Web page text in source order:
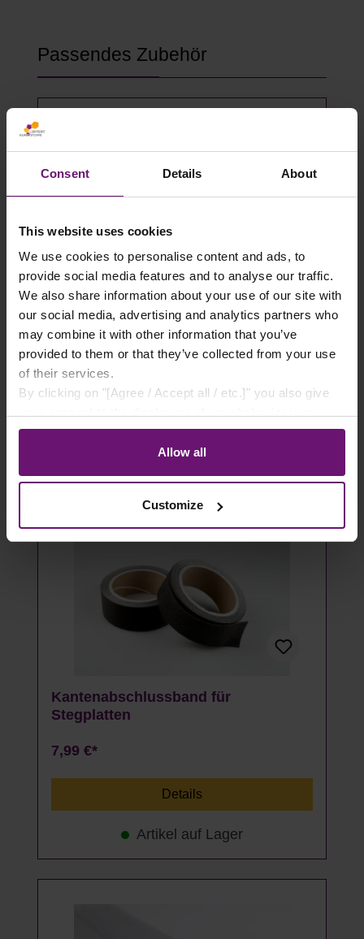
Consent Details About
This website uses cookies
We use cookies to personalise content and ads, to
provide social media features and to analyse our traffic.
We also share information about your use of our site with
our social media, advertising and analytics partners who
may combine it with other information that you’ve
provided to them or that they’ve collected from your use
of their services.
By clicking on "[Agree / Accept all / etc.]" you also give
store to our partner, shopware AG (Ebbinghoff 10, 48624
Schöppingen, Germany), which cannot assign this data
to you personally, but may process it for its own
Allow all
Customize
Produktgalerie überspringen
Passendes Zubehör
Gewächshausklammern 4 bis 10 mm
- 100 Stück
14,49 €*
Details
Artikel ausverkauft
Kantenabschlussband für
Stegplatten
7,99 €*
Details
Artikel auf Lager